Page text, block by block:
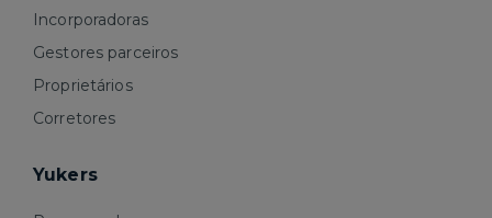
Incorporadoras
Gestores parceiros
Proprietários
Corretores
Yukers